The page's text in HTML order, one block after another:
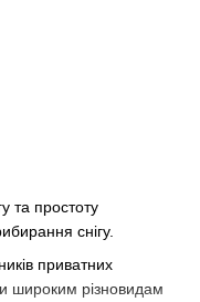
та простоту
снігу.
приватних
широким різновидам